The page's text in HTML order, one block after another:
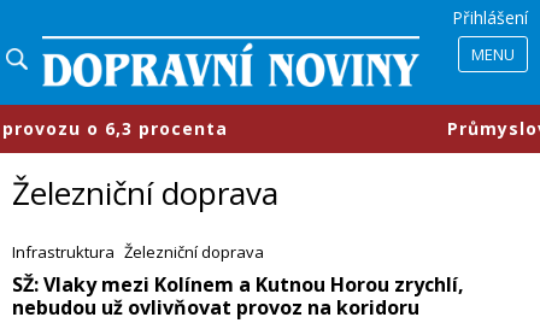
Přihlášení
MENU
​Průmyslové parky se
Železniční doprava
Infrastruktura Železniční doprava
​SŽ: Vlaky mezi Kolínem a Kutnou Horou zrychlí,
nebudou už ovlivňovat provoz na koridoru